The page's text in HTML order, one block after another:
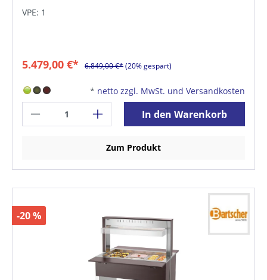
VPE: 1
5.479,00 €* 6.849,00 €*(20% gespart)
* netto zzgl. MwSt. und Versandkosten
In den Warenkorb
Zum Produkt
-20 %